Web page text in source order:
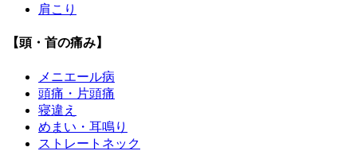
肩こり
【頭・首の痛み】
メニエール病
頭痛・片頭痛
寝違え
めまい・耳鳴り
ストレートネック